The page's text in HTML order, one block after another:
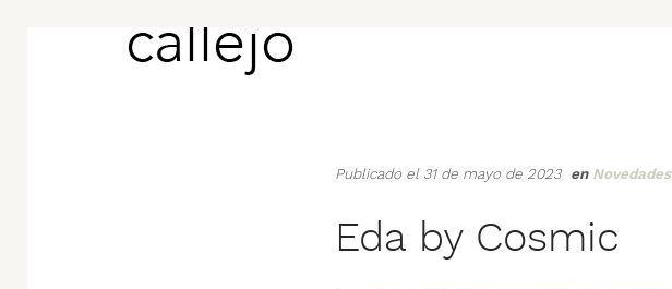
Publicado el 31 de mayo de 2023 en Novedades
Eda by Cosmic